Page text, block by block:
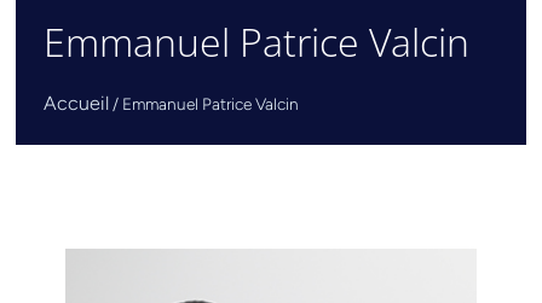
Emmanuel Patrice Valcin
Accueil / Emmanuel Patrice Valcin